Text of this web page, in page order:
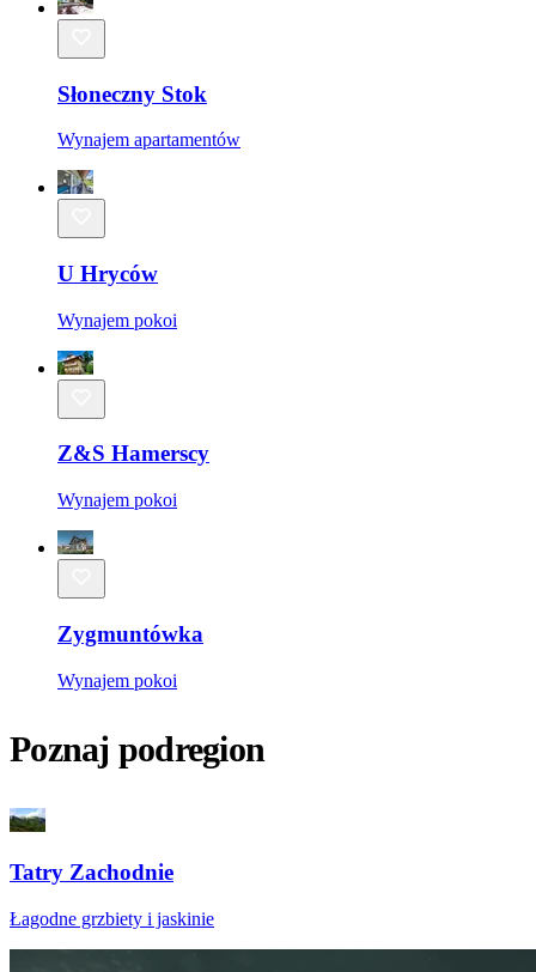
Słoneczny Stok
Wynajem apartamentów
U Hryców
Wynajem pokoi
Z&S Hamerscy
Wynajem pokoi
Zygmuntówka
Wynajem pokoi
Poznaj podregion
Tatry Zachodnie
Łagodne grzbiety i jaskinie